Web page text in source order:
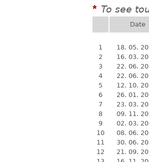
* To see
Date
1
18. 05.
2
16. 03.
3
22. 06.
4
22. 06.
5
12. 10.
6
26. 01.
7
23. 03.
8
09. 11.
9
02. 03.
10
08. 06.
11
30. 06.
12
21. 09.